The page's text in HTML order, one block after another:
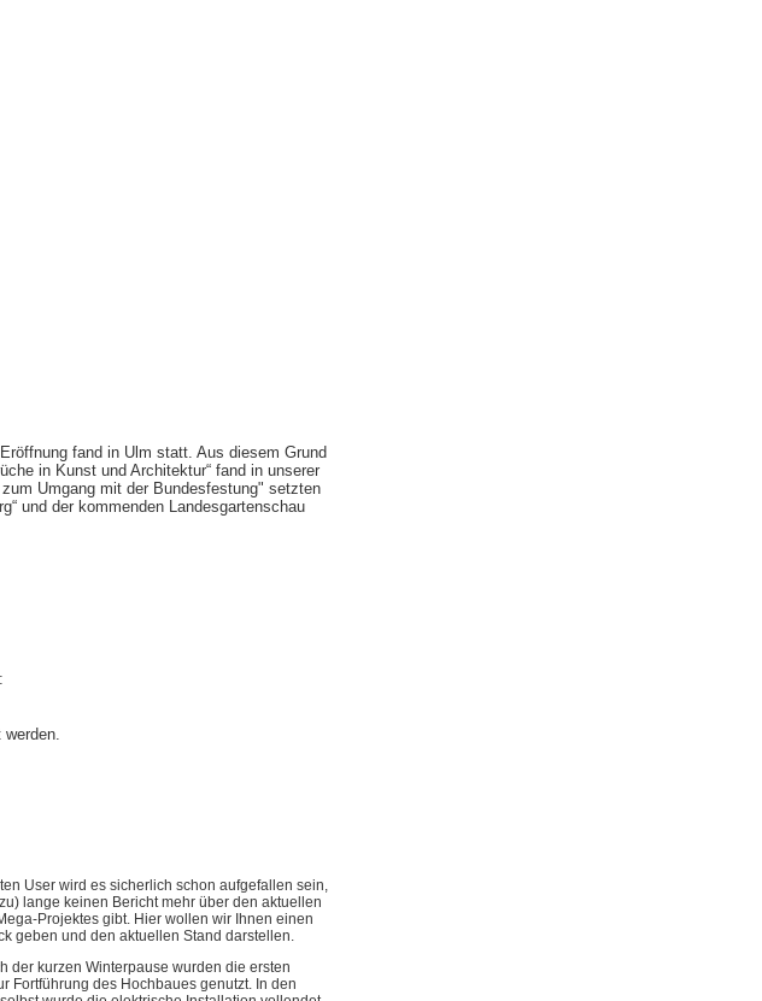
fand in Ulm statt. Aus diesem Grund
in Kunst und Architektur“ fand in unserer
Umgang mit der Bundesfestung" setzten
und der kommenden Landesgartenschau
User wird es sicherlich schon aufgefallen sein,
lange keinen Bericht mehr über den aktuellen
Projektes gibt. Hier wollen wir Ihnen einen
geben und den aktuellen Stand darstellen.
der kurzen Winterpause wurden die ersten
Fortführung des Hochbaues genutzt. In den